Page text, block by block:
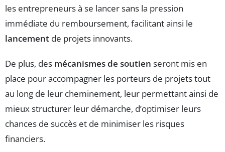
les entrepreneurs à se lancer sans la pression
immédiate du remboursement, facilitant ainsi le
lancement de projets innovants.
De plus, des mécanismes de soutien seront mis en
place pour accompagner les porteurs de projets tout
au long de leur cheminement, leur permettant ainsi de
mieux structurer leur démarche, d’optimiser leurs
chances de succès et de minimiser les risques
financiers.